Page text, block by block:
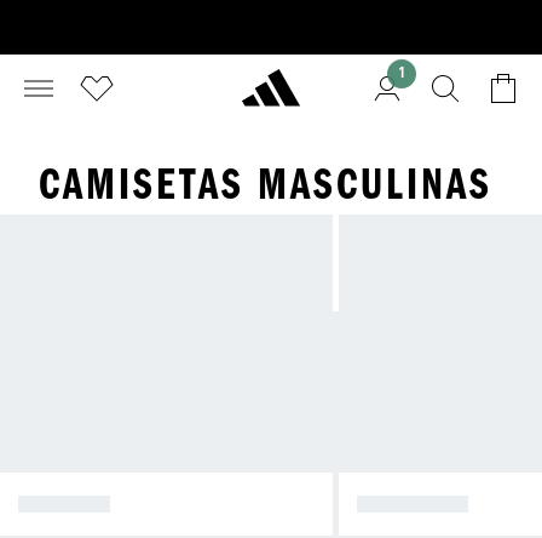
1
CAMISETAS MASCULINAS